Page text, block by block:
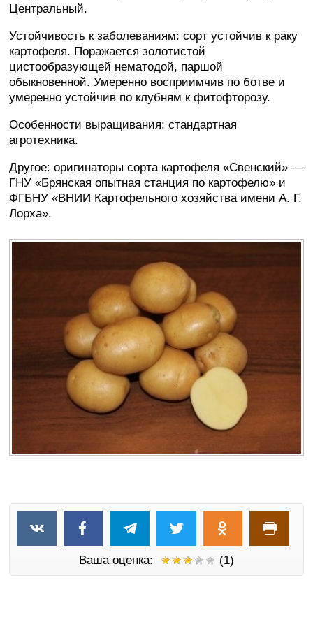
Центральный.
Устойчивость к заболеваниям: сорт устойчив к раку
картофеля. Поражается золотистой
цистообразующей нематодой, паршой
обыкновенной. Умеренно восприимчив по ботве и
умеренно устойчив по клубням к фитофторозу.
Особенности выращивания: стандартная
агротехника.
Другое: оригинаторы сорта картофеля «Свенский» —
ГНУ «Брянская опытная станция по картофелю» и
ФГБНУ «ВНИИ Картофельного хозяйства имени А. Г.
Лорха».
Ваша оценка: (1)